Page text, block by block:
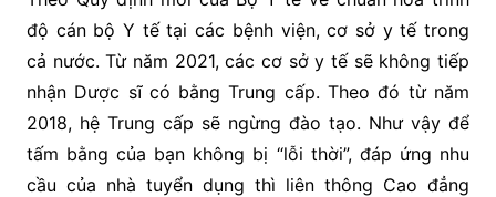
độ cán bộ Y tế tại các bệnh viện, cơ sở y tế trong
cả nước. Từ năm 2021, các cơ sở y tế sẽ không tiếp
nhận Dược sĩ có bằng Trung cấp. Theo đó từ năm
2018, hệ Trung cấp sẽ ngừng đào tạo. Như vậy để
tấm bằng của bạn không bị “lỗi thời”, đáp ứng nhu
cầu của nhà tuyển dụng thì liên thông Cao đẳng